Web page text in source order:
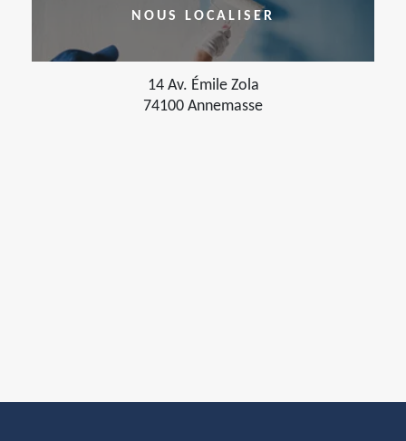
NOUS LOCALISER
14 Av. Émile Zola
74100 Annemasse